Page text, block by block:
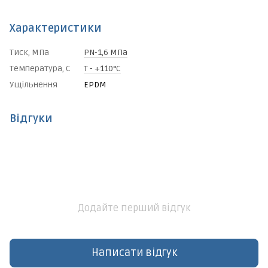
Характеристики
Тиск, МПа
PN-1,6 МПа
Температура, С
Т - +110°C
Ущільнення
EPDM
Відгуки
Додайте перший відгук
Написати відгук